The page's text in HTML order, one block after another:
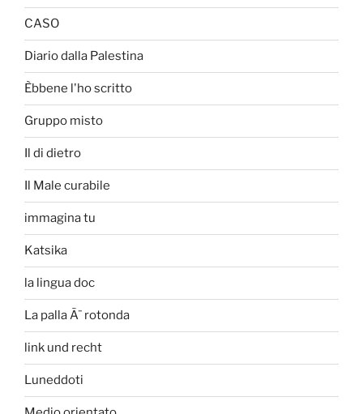
CASO
Diario dalla Palestina
Èbbene l'ho scritto
Gruppo misto
Il di dietro
Il Male curabile
immagina tu
Katsika
la lingua doc
La palla Ã¨ rotonda
link und recht
Luneddoti